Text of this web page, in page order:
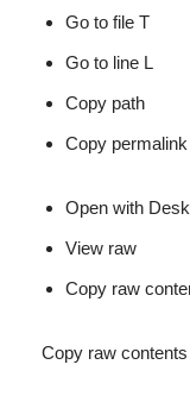
Go to file T
Go to line L
Copy path
Copy permalink
Open with
View raw
Copy raw
Copy raw contents